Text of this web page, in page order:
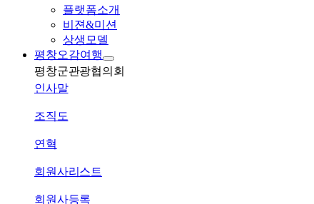
플랫폼소개
비젼&미션
상생모델
평창오감여행
평창군관광협의회
인사말
조직도
연혁
회원사리스트
회원사등록